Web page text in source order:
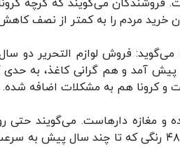
فروشندگان می‌گویند که گرچه
خرید مردم را به کمتر از نصف
می‌گوید: فروش لوازم التحریر
آمد و هم گرانی کاغذ، به
و کرونا هم به مشکلات اضافه شده.
و مغازه دارهاست. می‌گویند حتی
بگوییم و اجناس در قفسه‌ها مانده؛ مداد رنگی ۴۸